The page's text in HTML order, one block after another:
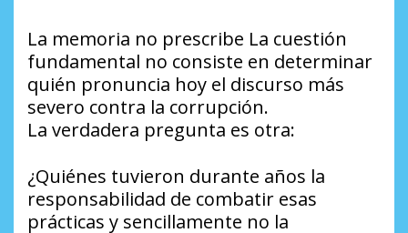
La memoria no prescribe La cuestión
fundamental no consiste en determinar
quién pronuncia hoy el discurso más
severo contra la corrupción.
La verdadera pregunta es otra:
¿Quiénes tuvieron durante años la
responsabilidad de combatir esas
prácticas y sencillamente no la